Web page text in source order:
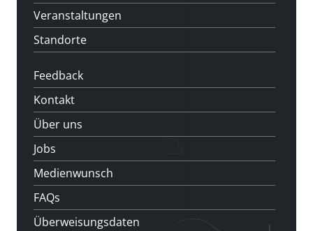
Veranstaltungen
Standorte
Feedback
Kontakt
Über uns
Jobs
Medienwunsch
FAQs
Überweisungsdaten